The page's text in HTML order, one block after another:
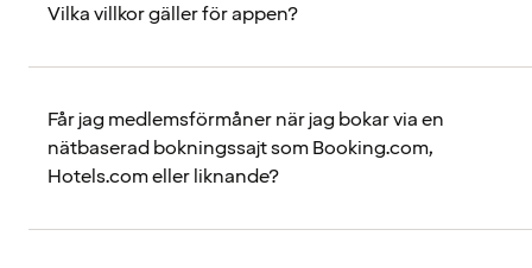
Vilka villkor gäller för appen?
Får jag medlemsförmåner när jag bokar via en
nätbaserad bokningssajt som Booking.com,
Hotels.com eller liknande?